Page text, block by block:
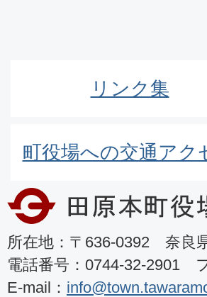
リンク集
町役場への交通アク
所在地：〒636-0392 奈良
電話番号：0744-32-2901
E-mail：